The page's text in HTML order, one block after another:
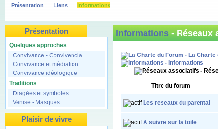
Présentation Liens Informations
Présentation
Quelques approches
Convivance - Convivencia
Convivance et médiation
Convivance idéologique
Traditions
Dragées et symboles
Venise - Masques
Plaisir de vivre
Informations- Réseaux
- La Charte
- Informations
-
Titre du forum
Les reseaux du parental
A suivre sur la toile